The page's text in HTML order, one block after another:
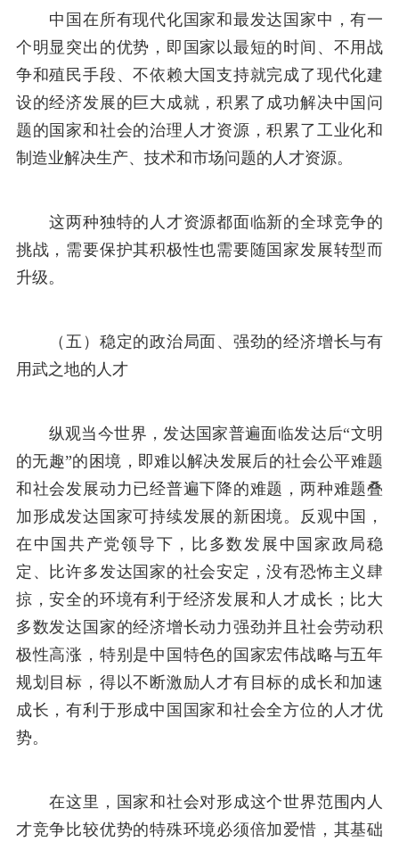
中国在所有现代化国家和最发达国家中，有一
个明显突出的优势，即国家以最短的时间、不用战
争和殖民手段、不依赖大国支持就完成了现代化建
设的经济发展的巨大成就，积累了成功解决中国问
题的国家和社会的治理人才资源，积累了工业化和
制造业解决生产、技术和市场问题的人才资源。
这两种独特的人才资源都面临新的全球竞争的
挑战，需要保护其积极性也需要随国家发展转型而
升级。
（五）稳定的政治局面、强劲的经济增长与有
用武之地的人才
纵观当今世界，发达国家普遍面临发达后“文明
的无趣”的困境，即难以解决发展后的社会公平难题
和社会发展动力已经普遍下降的难题，两种难题叠
加形成发达国家可持续发展的新困境。反观中国，
在中国共产党领导下，比多数发展中国家政局稳
定、比许多发达国家的社会安定，没有恐怖主义肆
掠，安全的环境有利于经济发展和人才成长；比大
多数发达国家的经济增长动力强劲并且社会劳动积
极性高涨，特别是中国特色的国家宏伟战略与五年
规划目标，得以不断激励人才有目标的成长和加速
成长，有利于形成中国国家和社会全方位的人才优
势。
在这里，国家和社会对形成这个世界范围内人
才竞争比较优势的特殊环境必须倍加爱惜，其基础